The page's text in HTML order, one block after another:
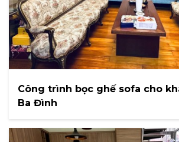
Công trình bọc ghế sofa cho
Ba Đình